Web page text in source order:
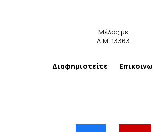
Μέλος με
Α.Μ. 13363
Διαφημιστείτε